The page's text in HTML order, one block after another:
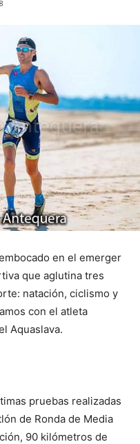
en el emerger
que aglutina tres
natación, ciclismo y
con el atleta
Aquaslava.
pruebas realizadas
de Ronda de Media
90 kilómetros de